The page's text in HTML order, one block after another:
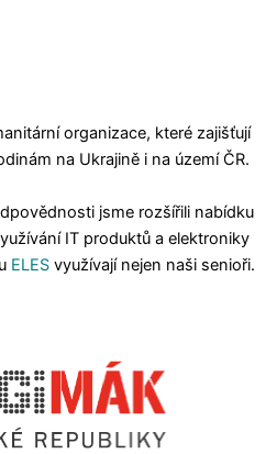
organizace, které zajišťují
na Ukrajině i na území ČR.
jsme rozšířili nabídku
IT produktů a elektroniky
ELESvyužívají nejen naši senioři.